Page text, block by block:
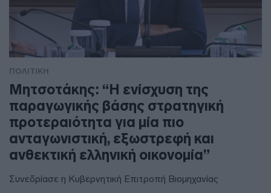
ΠΟΛΙΤΙΚΗ
Μητσοτάκης: “Η ενίσχυση της
παραγωγικής βάσης στρατηγική
προτεραιότητα για μία πιο
ανταγωνιστική, εξωστρεφή και
ανθεκτική ελληνική οικονομία”
Συνεδρίασε η Κυβερνητική Επιτροπή Βιομηχανίας